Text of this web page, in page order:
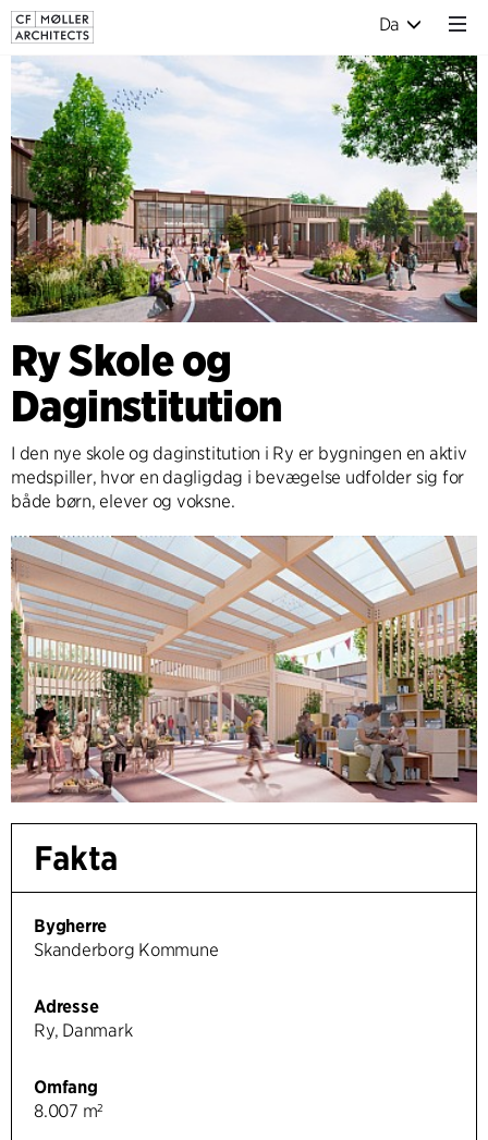
Da
Ry Skole og
Daginstitution
I den nye skole og daginstitution i Ry er bygningen en aktiv
medspiller, hvor en dagligdag i bevægelse udfolder sig for
både børn, elever og voksne.
Fakta
Bygherre
Skanderborg Kommune
Adresse
Ry, Danmark
Omfang
8.007 m²